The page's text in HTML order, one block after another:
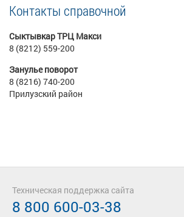
Контакты справочной
Сыктывкар ТРЦ Макси
8 (8212) 559-200
Занулье поворот
8 (8216) 740-200
Прилузский район
Техническая поддержка сайта
8 800 600-03-38